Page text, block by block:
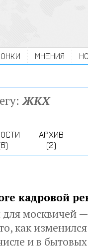
МНЕНИЯ
ЖКХ
АРХИВ
(2)
кадровой
для москвичей
как
и в